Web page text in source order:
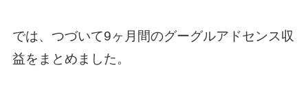
では、つづいて9ヶ月間のグーグルアドセンス収
益をまとめました。